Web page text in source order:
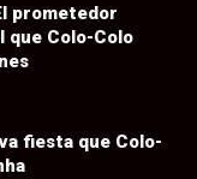
prometedor
que Colo-Colo
fiesta que Colo-